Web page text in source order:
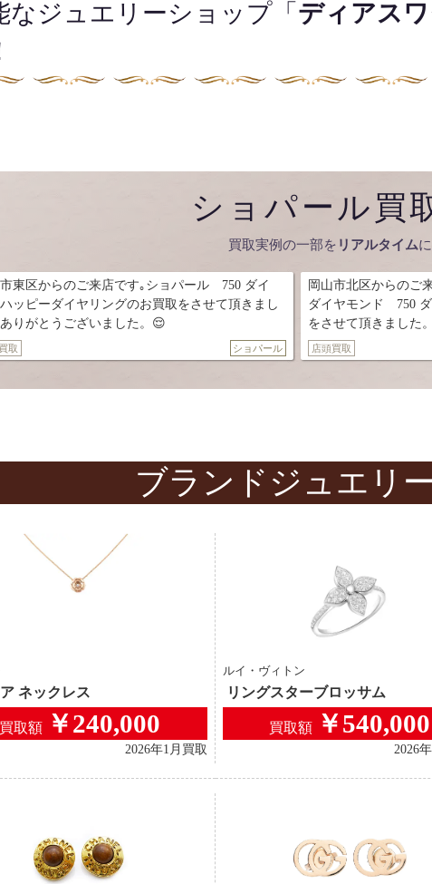
なジュエリーショップ「 ディアス
ショパール買
買取実例の一部を リアルタイム
です｡ショパール 750 ダイ
のお買取をさせて頂きまし
た。😌
店頭買取
岡山市北区からのご来店です。ショパ
ダイヤモンド 750 ダイヤペンダントト
をさせて頂きました。ありがとうござい
ブランドジュエリー
ネックレス
買取額 ￥240,000
2026年1月買取
ルイ・ヴィトン
リングスターブロッサム
買取額 ￥540,000
2026